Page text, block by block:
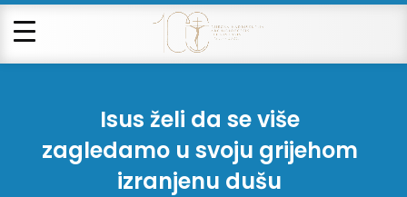
Isus želi da se više
zagledamo u svoju grijehom
izranjenu dušu